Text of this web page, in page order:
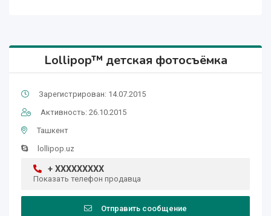
Lollipop™ детская фотосъёмка
Зарегистрирован: 14.07.2015
Активность: 26.10.2015
Ташкент
lollipop.uz
+ XXXXXXXXX
Показать телефон продавца
Отправить сообщение